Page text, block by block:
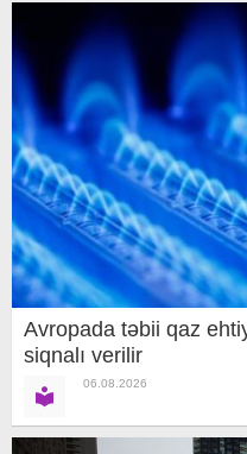
Avropada təbii qaz
siqnalı verilir
06.08.2026